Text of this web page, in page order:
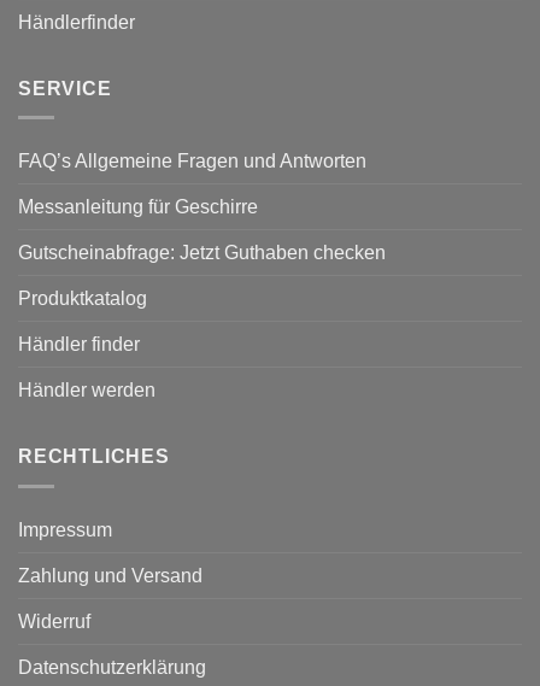
Händlerfinder
SERVICE
FAQ’s Allgemeine Fragen und Antworten
Messanleitung für Geschirre
Gutscheinabfrage: Jetzt Guthaben checken
Produktkatalog
Händler finder
Händler werden
RECHTLICHES
Impressum
Zahlung und Versand
Widerruf
Datenschutzerklärung